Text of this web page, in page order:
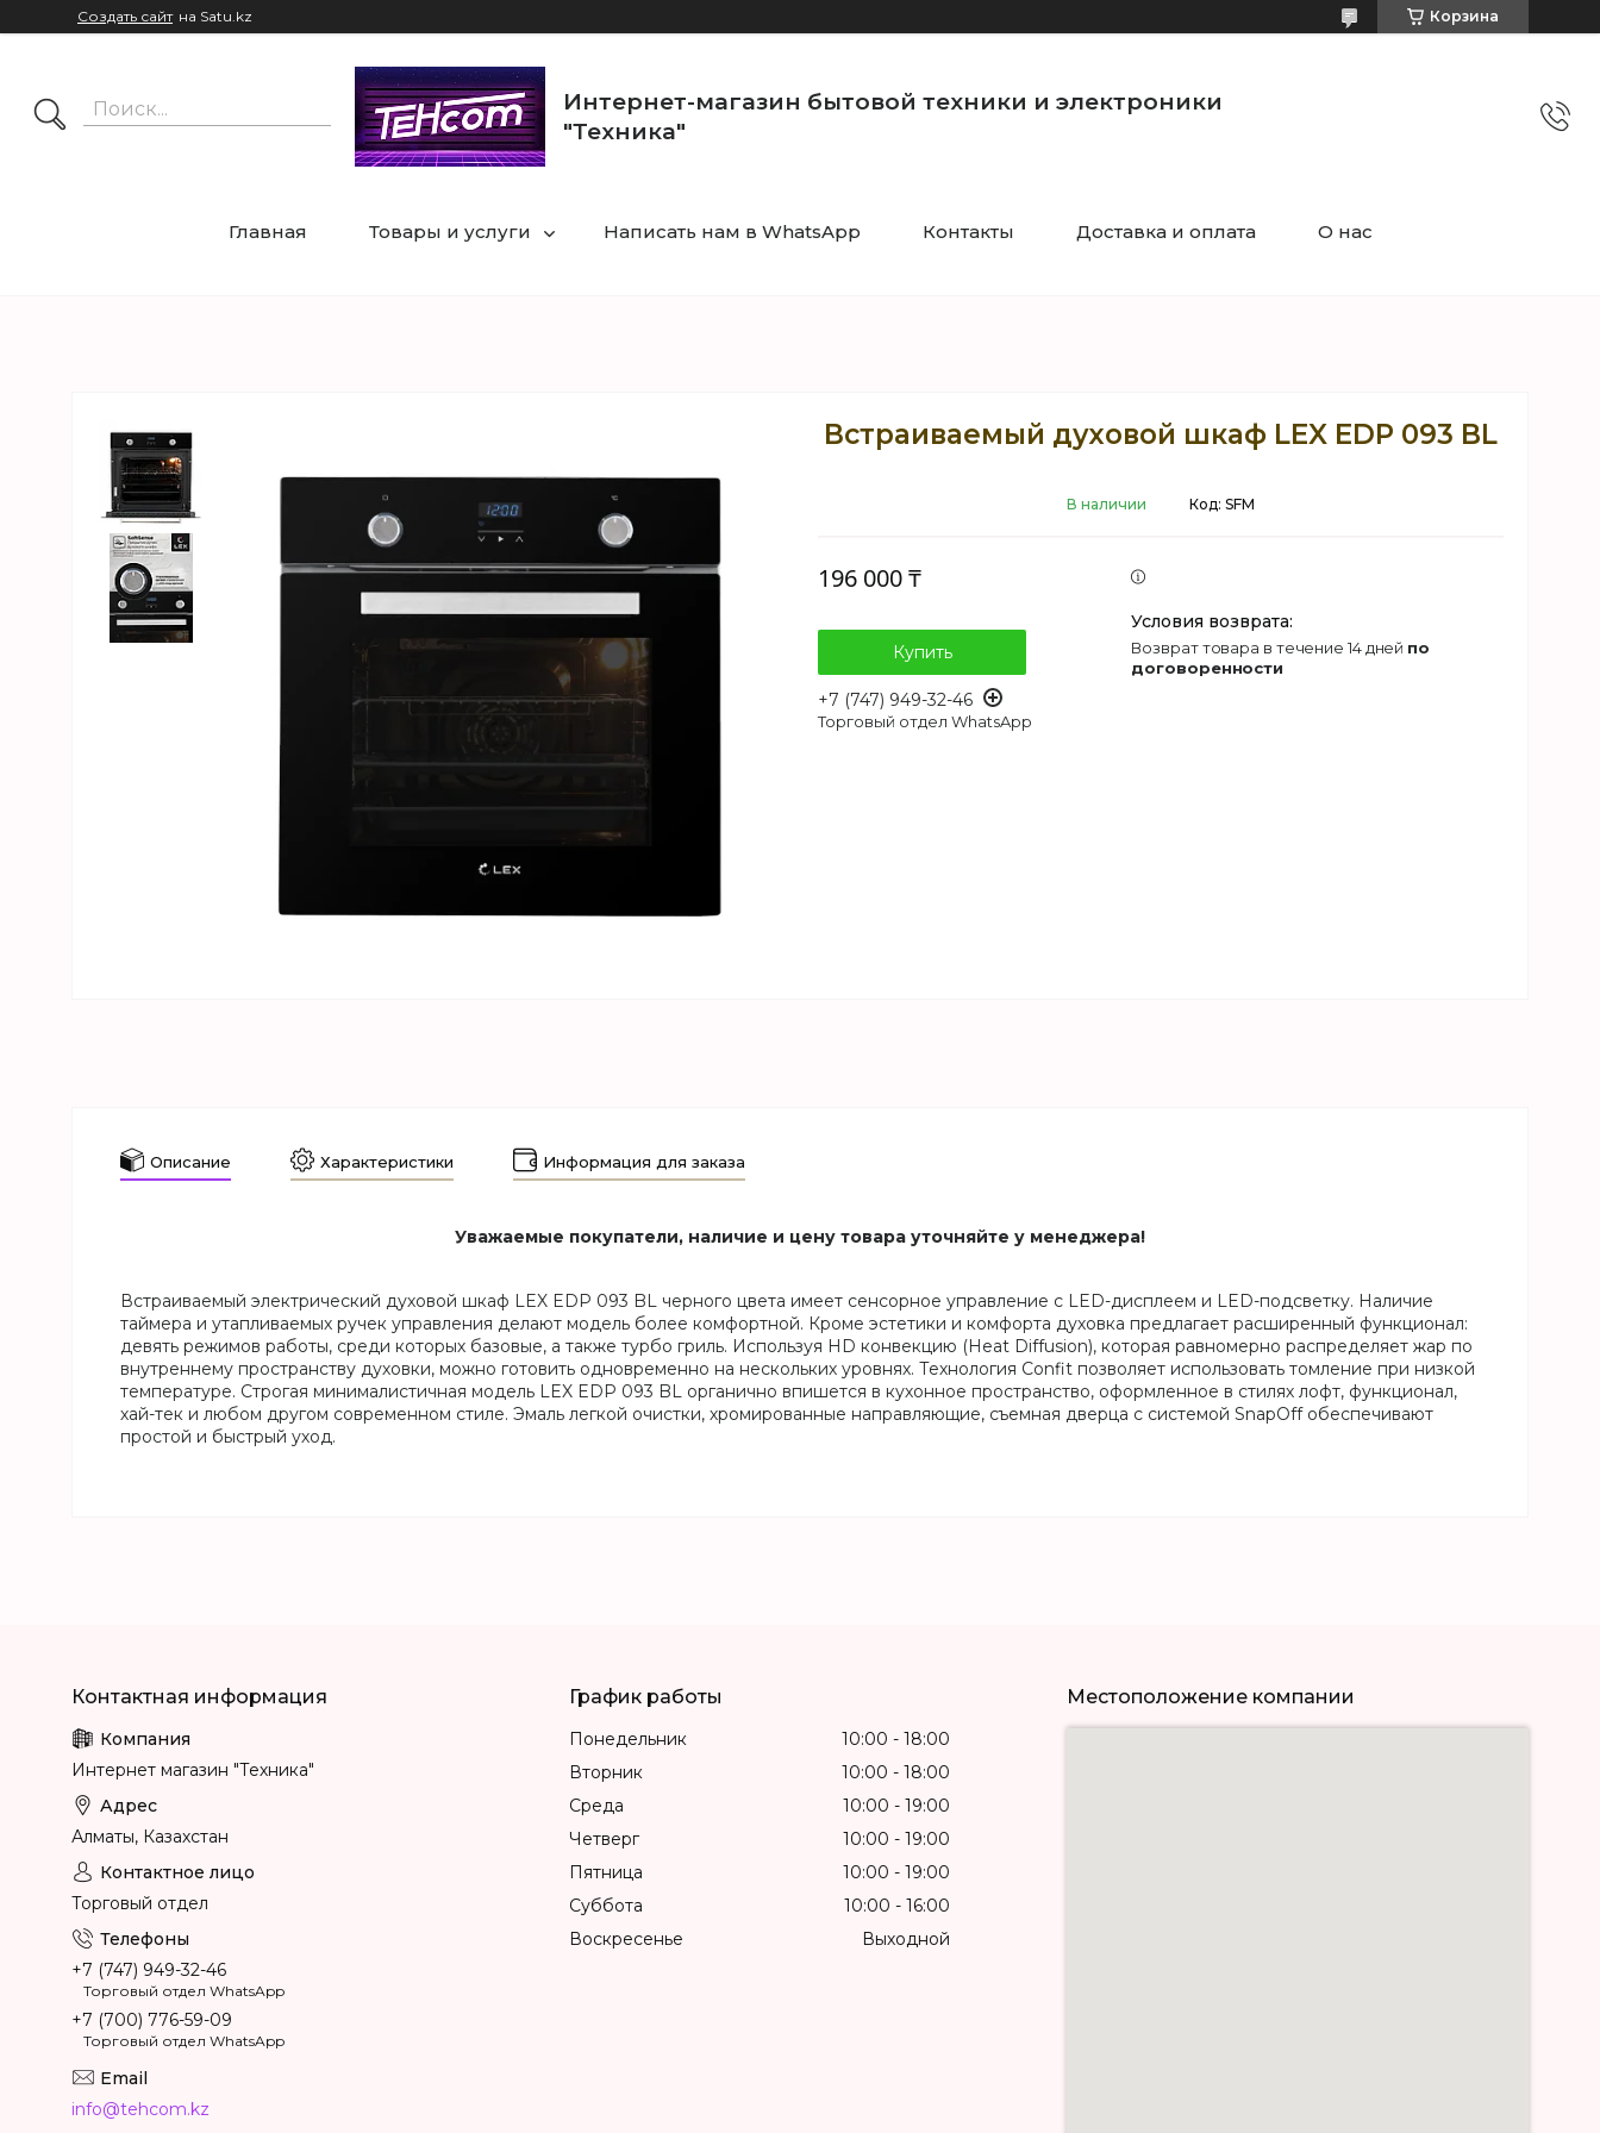
Создать сайт на Satu.kz Корзина
Интернет-магазин бытовой техники и электроники
"Техника"
Главная Товары и услуги Написать нам в WhatsApp Контакты Доставка и оплата О нас
Встраиваемый духовой шкаф LEX EDP 093 BL
В наличии Код: SFM
196 000 ₸
Купить
+7 (747) 949-32-46
Торговый отдел WhatsApp
возврат товара в течение 14 дней по
договоренности
Описание Характеристики Информация для заказа
Уважаемые покупатели, наличие и цену товара уточняйте у менеджера!
Встраиваемый электрический духовой шкаф LEX EDP 093 BL черного цвета имеет сенсорное управление с LED-дисплеем и LED-подсветку. Наличие
таймера и утапливаемых ручек управления делают модель более комфортной. Кроме эстетики и комфорта духовка предлагает расширенный функционал:
девять режимов работы, среди которых базовые, а также турбо гриль. Используя HD конвекцию (Heat Diffusion), которая равномерно распределяет жар по
внутреннему пространству духовки, можно готовить одновременно на нескольких уровнях. Технология Confit позволяет использовать томление при низкой
температуре. Строгая минималистичная модель LEX EDP 093 BL органично впишется в кухонное пространство, оформленное в стилях лофт, функционал,
хай-тек и любом другом современном стиле. Эмаль легкой очистки, хромированные направляющие, съемная дверца с системой SnapOff обеспечивают
простой и быстрый уход.
Интернет магазин "Техника"
Алматы, Казахстан
Торговый отдел
+7 (747) 949-32-46
Торговый отдел WhatsApp
+7 (700) 776-59-09
Торговый отдел WhatsApp
info@tehcom.kz
График работы
Понедельник 10:00
18:00
Вторник
10:00
18:00
Среда
10:00
19:00
Четверг
10:00
19:00
Пятница
10:00
19:00
Суббота
10:00
16:00
Воскресенье
Выходной
Местоположение компании